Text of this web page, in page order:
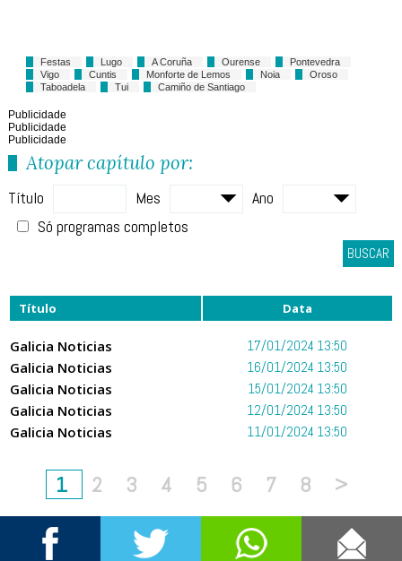
Festas Lugo A Coruña Ourense
Pontevedra
Vigo
Cuntis Monforte de Lemos Noia
Oroso
Taboadela
Tui Camiño de Santiago
Publicidade
Publicidade
Publicidade
Atopar capítulo por:
Título Mes
Ano
Só programas completos
BUSCAR
Título Data
Galicia Noticias 17/01/2024 13:50
Galicia Noticias 16/01/2024 13:50
Galicia Noticias 15/01/2024 13:50
Galicia Noticias 12/01/2024 13:50
Galicia Noticias 11/01/2024 13:50
1 2 3 4 5 6 7 8 >